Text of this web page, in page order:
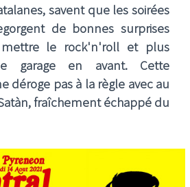
savent que les soirées
de bonnes surprises
le rock'n'roll et plus
garage en avant. Cette
déroge pas à la règle avec au
fraîchement échappé du